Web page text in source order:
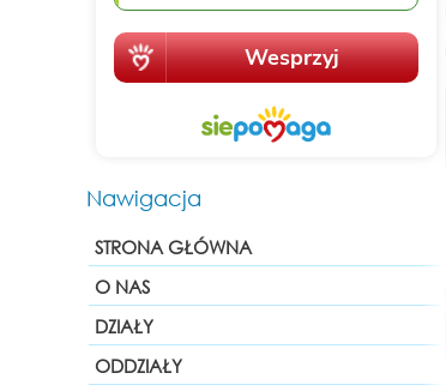
Nawigacja
STRONA GŁÓWNA
O NAS
DZIAŁY
ODDZIAŁY